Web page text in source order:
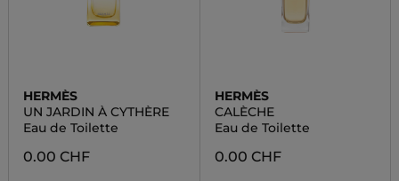
HERMÈS
UN JARDIN À CYTHÈRE
Eau de Toilette
0.00 CHF
HERMÈS
CALÈCHE
Eau de Toilette
0.00 CHF